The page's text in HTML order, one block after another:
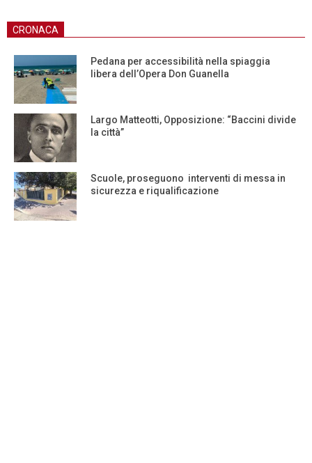
CRONACA
Pedana per accessibilità nella spiaggia
libera dell’Opera Don Guanella
Largo Matteotti, Opposizione: “Baccini divide
la città”
Scuole, proseguono interventi di messa in
sicurezza e riqualificazione